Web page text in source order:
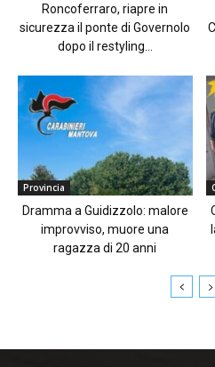
Roncoferraro, riapre in
sicurezza il ponte di Governolo
dopo il restyling...
Provincia
Dramma a Guidizzolo: malore
improvviso, muore una
ragazza di 20 anni